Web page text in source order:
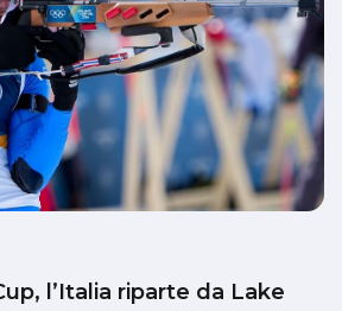
l’Italia riparte da Lake